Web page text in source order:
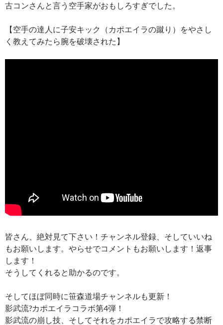
古コンさんと言う空手家がおもしろすぎでした。
【空手の達人に子安キック（カポエイラの蹴り）をやさし
く教えてみたら腕を破壊された】
皆さん、絶対見て下さい！チャンネル登録、そしていいね
もお願いします。やらせでコメントもお願いします！返事
します！
そうしてくれると助かるのです。
そしてほぼ同時に笹森道場チャンネルも更新！
影武流?カポエイラコラボ第4弾！
影武流の崩し技、そしてそれをカポエイラで攻略する禁断